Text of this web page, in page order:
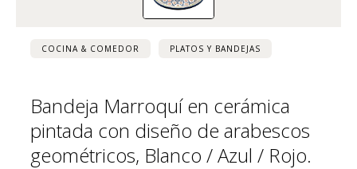
COCINA & COMEDOR PLATOS Y BANDEJAS
Bandeja Marroquí en cerámica
pintada con diseño de arabescos
geométricos, Blanco / Azul / Rojo.